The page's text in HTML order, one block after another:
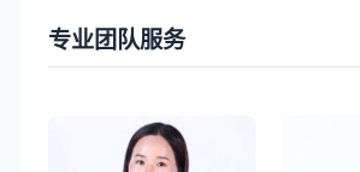
专业团队服务